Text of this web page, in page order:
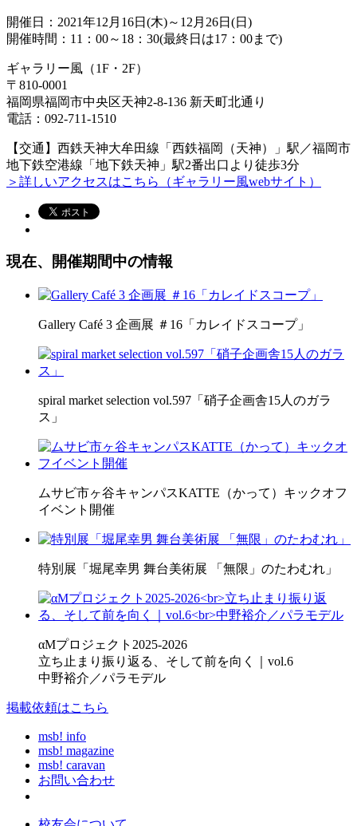
開催日：2021年12月16日(木)～12月26日(日)
開催時間：11：00～18：30(最終日は17：00まで)
ギャラリー風（1F・2F）
〒810-0001
福岡県福岡市中央区天神2-8-136 新天町北通り
電話：092-711-1510
【交通】西鉄天神大牟田線「西鉄福岡（天神）」駅／福岡市
地下鉄空港線「地下鉄天神」駅2番出口より徒歩3分
＞詳しいアクセスはこちら（ギャラリー風webサイト）
現在、開催期間中の情報
Gallery Café 3 企画展 ＃16「カレイドスコープ」
spiral market selection vol.597「硝子企画舎15人のガラ
ス」
ムサビ市ヶ谷キャンパスKATTE（かって）キックオフ
イベント開催
特別展「堀尾幸男 舞台美術展 「無限」のたわむれ」
αMプロジェクト2025-2026
立ち止まり振り返る、そして前を向く｜vol.6
中野裕介／パラモデル
掲載依頼はこちら
msb! info
msb! magazine
msb! caravan
お問い合わせ